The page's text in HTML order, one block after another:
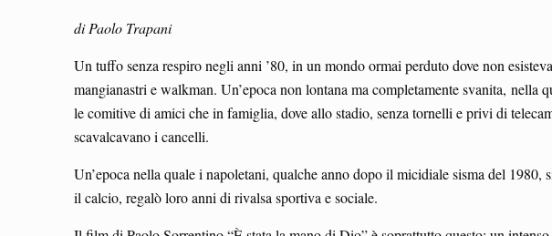
di Paolo Trapani
Un tuffo senza respiro negli anni ’80, in un mondo ormai perduto dove non
mangianastri e walkman. Un’epoca non lontana ma completamente svanita, nella
le comitive di amici che in famiglia, dove allo stadio, senza tornelli e privi di
scavalcavano i cancelli.
Un’epoca nella quale i napoletani, qualche anno dopo il micidiale sisma del 1980,
il calcio, regalò loro anni di rivalsa sportiva e sociale.